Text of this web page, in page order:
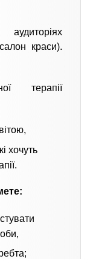
краси).
терапії
хочуть